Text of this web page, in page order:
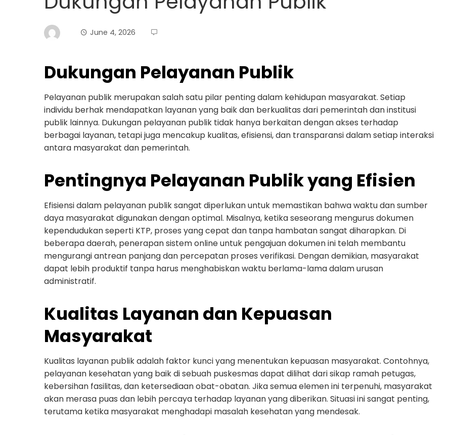
June 4, 2026
Dukungan Pelayanan Publik
Pelayanan publik merupakan salah satu pilar penting dalam kehidupan masyarakat. Setiap
individu berhak mendapatkan layanan yang baik dan berkualitas dari pemerintah dan institusi
publik lainnya. Dukungan pelayanan publik tidak hanya berkaitan dengan akses terhadap
berbagai layanan, tetapi juga mencakup kualitas, efisiensi, dan transparansi dalam setiap interaksi
antara masyarakat dan pemerintah.
Pentingnya Pelayanan Publik yang Efisien
Efisiensi dalam pelayanan publik sangat diperlukan untuk memastikan bahwa waktu dan sumber
daya masyarakat digunakan dengan optimal. Misalnya, ketika seseorang mengurus dokumen
kependudukan seperti KTP, proses yang cepat dan tanpa hambatan sangat diharapkan. Di
beberapa daerah, penerapan sistem online untuk pengajuan dokumen ini telah membantu
mengurangi antrean panjang dan percepatan proses verifikasi. Dengan demikian, masyarakat
dapat lebih produktif tanpa harus menghabiskan waktu berlama-lama dalam urusan
administratif.
Kualitas Layanan dan Kepuasan
Masyarakat
Kualitas layanan publik adalah faktor kunci yang menentukan kepuasan masyarakat. Contohnya,
pelayanan kesehatan yang baik di sebuah puskesmas dapat dilihat dari sikap ramah petugas,
kebersihan fasilitas, dan ketersediaan obat-obatan. Jika semua elemen ini terpenuhi, masyarakat
akan merasa puas dan lebih percaya terhadap layanan yang diberikan. Situasi ini sangat penting,
terutama ketika masyarakat menghadapi masalah kesehatan yang mendesak.